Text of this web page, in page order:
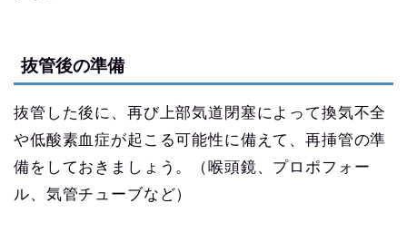
抜管後の準備
抜管した後に、再び上部気道閉塞によって換気不全
や低酸素血症が起こる可能性に備えて、再挿管の準
備をしておきましょう。（喉頭鏡、プロポフォー
ル、気管チューブなど）